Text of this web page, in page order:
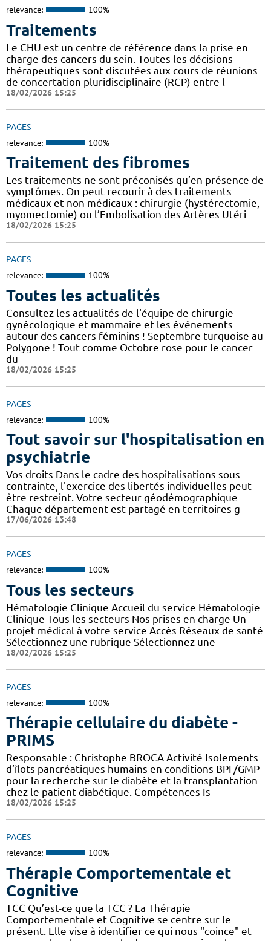
relevance: 100%
Traitements
Le CHU est un centre de référence dans la prise en
charge des cancers du sein. Toutes les décisions
thérapeutiques sont discutées aux cours de réunions
de concertation pluridisciplinaire (RCP) entre l
18/02/2026 15:25
PAGES
relevance: 100%
Traitement des fibromes
Les traitements ne sont préconisés qu’en présence de
symptômes. On peut recourir à des traitements
médicaux et non médicaux : chirurgie (hystérectomie,
myomectomie) ou l’Embolisation des Artères Utéri
18/02/2026 15:25
PAGES
relevance: 100%
Toutes les actualités
Consultez les actualités de l'équipe de chirurgie
gynécologique et mammaire et les événements
autour des cancers féminins ! Septembre turquoise au
Polygone ! Tout comme Octobre rose pour le cancer
du
18/02/2026 15:25
PAGES
relevance: 100%
Tout savoir sur l'hospitalisation en
psychiatrie
Vos droits Dans le cadre des hospitalisations sous
contrainte, l'exercice des libertés individuelles peut
être restreint. Votre secteur géodémographique
Chaque département est partagé en territoires g
17/06/2026 13:48
PAGES
relevance: 100%
Tous les secteurs
Hématologie Clinique Accueil du service Hématologie
Clinique Tous les secteurs Nos prises en charge Un
projet médical à votre service Accès Réseaux de santé
Sélectionnez une rubrique Sélectionnez une
18/02/2026 15:25
PAGES
relevance: 100%
Thérapie cellulaire du diabète -
PRIMS
Responsable : Christophe BROCA Activité Isolements
d’îlots pancréatiques humains en conditions BPF/GMP
pour la recherche sur le diabète et la transplantation
chez le patient diabétique. Compétences Is
18/02/2026 15:25
PAGES
relevance: 100%
Thérapie Comportementale et
Cognitive
TCC Qu’est-ce que la TCC ? La Thérapie
Comportementale et Cognitive se centre sur le
présent. Elle vise à identifier ce qui nous "coince" et